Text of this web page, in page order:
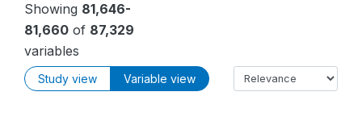
Showing 81,646-
81,660 of 87,329
variables
Study view Variable view